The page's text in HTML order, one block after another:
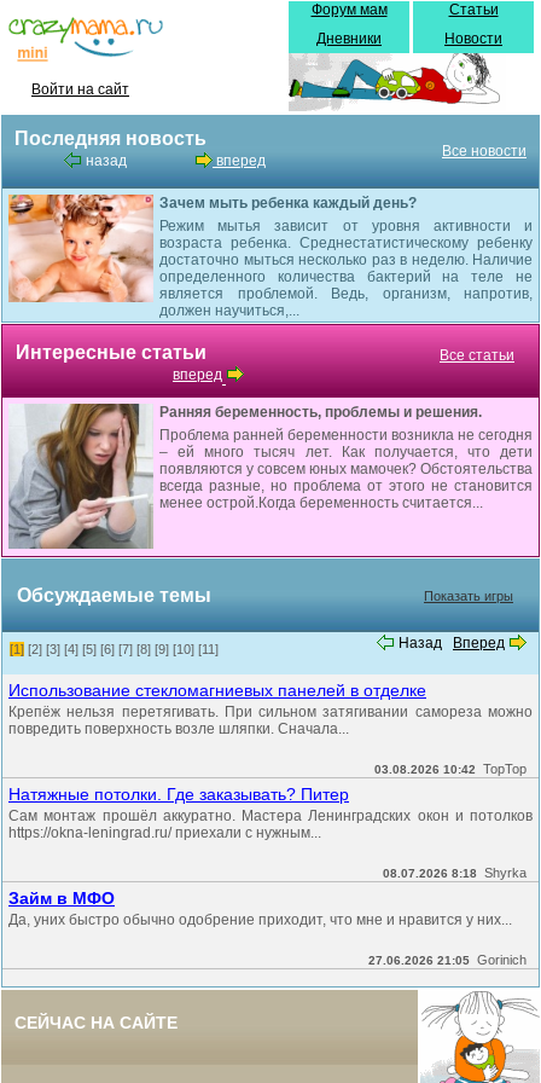
Войти на сайт
Форум мам
Дневники
Статьи
Новости
Последняя новость
назад вперед
Все новости
Зачем мыть ребенка каждый день?
Режим мытья зависит от уровня активности и
возраста ребенка. Среднестатистическому ребенку
достаточно мыться несколько раз в неделю. Наличие
определенного количества бактерий на теле не
является проблемой. Ведь, организм, напротив,
должен научиться,...
Интересные статьи
вперед
Все статьи
Ранняя беременность, проблемы и решения.
Проблема ранней беременности возникла не сегодня
– ей много тысяч лет. Как получается, что дети
появляются у совсем юных мамочек? Обстоятельства
всегда разные, но проблема от этого не становится
менее острой.Когда беременность считается...
Обсуждаемые темы Показать игры
Назад Вперед
[1] [2] [3] [4] [5] [6] [7] [8] [9] [10] [11]
Использование стекломагниевых панелей в отделке
Крепёж нельзя перетягивать. При сильном затягивании самореза можно
повредить поверхность возле шляпки. Сначала...
03.08.2026 10:42 TopTop
Натяжные потолки. Где заказывать? Питер
Сам монтаж прошёл аккуратно. Мастера Ленинградских окон и потолков
https://okna-leningrad.ru/ приехали с нужным...
08.07.2026 8:18 Shyrka
Займ в МФО
Да, уних быстро обычно одобрение приходит, что мне и нравится у них...
27.06.2026 21:05 Gorinich
СЕЙЧАС НА САЙТЕ